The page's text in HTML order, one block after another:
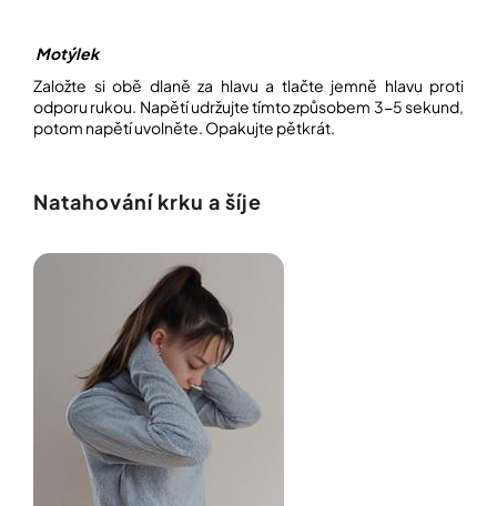
Motýlek
Založte si obě dlaně za hlavu a tlačte jemně hlavu proti
odporu rukou. Napětí udržujte tímto způsobem 3-5 sekund,
potom napětí uvolněte. Opakujte pětkrát.
Natahování krku a šíje